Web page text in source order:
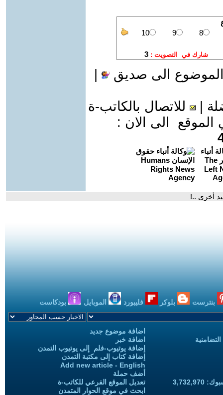
الى صديق
للاتصال بالكاتب-ة
الى الان :
أخرى ..!
بنترست بلوكر فليبورد الموبايل بودكاست
اضافة موضوع جديد
اضافة خبر
إضافة يوتيوب-فلم إلى يوتيوب التمدن
إضافة كتاب إلى مكتبة التمدن
Add new article - English
أضف حملة
تعديل الموقع الفرعي للكاتب-ة
ابحث في موقع الحوار المتمدن